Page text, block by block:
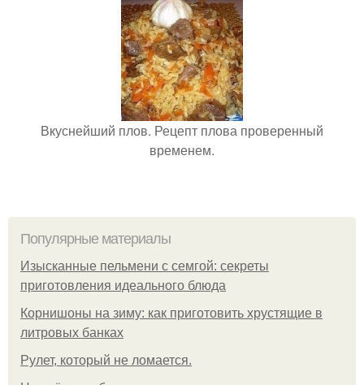
Вкуснейший плов. Рецепт плова проверенный
временем.
Популярные материалы
Изысканные пельмени с семгой: секреты
приготовления идеального блюда
Корнишоны на зиму: как приготовить хрустящие в
литровых банках
Рулет, который не ломается.